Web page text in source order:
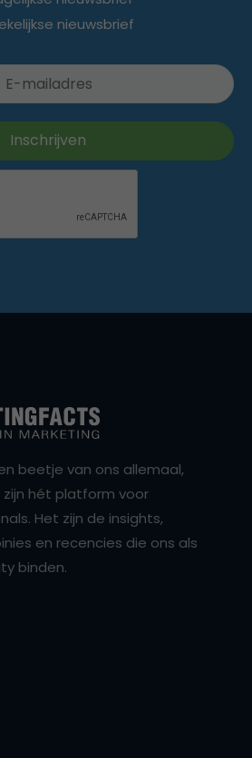
nieuwsbrief
beetje van ons allemaal,
zijn hét platform voor
Het zijn de insights,
en recencies die ons als
binden.